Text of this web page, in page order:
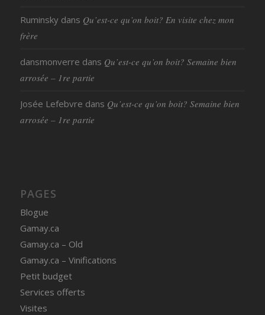
Ruminskydans Qu’est-ce qu’on boit? En visite chez mon
frère
dansmonverre dans Qu’est-ce qu’on boit? Semaine bien
arrosée – 1re partie
Josée Lefebvre dans Qu’est-ce qu’on boit? Semaine bien
arrosée – 1re partie
PAGES
Blogue
Gamay.ca
Gamay.ca – Old
Gamay.ca – Vinifications
Petit budget
Services offerts
Visites